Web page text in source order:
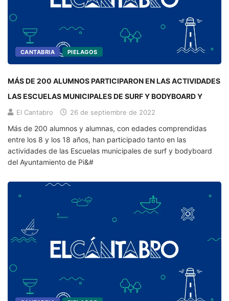
CANTABRIA PIELAGOS
MÁS DE 200 ALUMNOS PARTICIPARON EN LAS ACTIVIDADES
LAS ESCUELAS MUNICIPALES DE SURF Y BODYBOARD Y
El Cantabro 26 de septiembre de 2022
Más de 200 alumnos y alumnas, con edades comprendidas
entre los 8 y los 18 años, han participado tanto en las
actividades de las Escuelas municipales de surf y bodyboard
del Ayuntamiento de Pi&#